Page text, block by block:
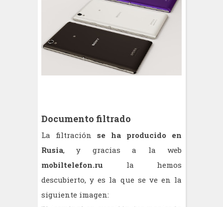
Documento filtrado
La filtración se ha producido en
Rusia, y gracias a la web
mobiltelefon.ru la hemos
descubierto, y es la que se ve en la
siguiente imagen: